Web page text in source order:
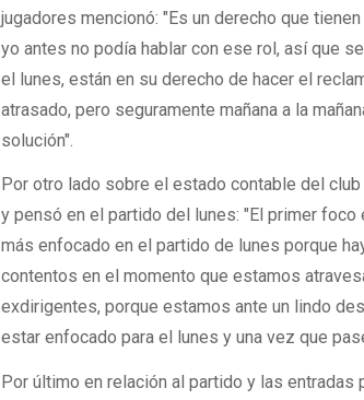
jugadores mencionó: "Es un derecho que
yo antes no podía hablar con ese rol, así que
el lunes, están en su derecho de hacer el
atrasado, pero seguramente mañana a la
solución".
Por otro lado sobre el estado contable del
y pensó en el partido del lunes: "El primer
más enfocado en el partido de lunes porque
contentos en el momento que estamos
exdirigentes, porque estamos ante un lindo
estar enfocado para el lunes y una vez que
Por último en relación al partido y las entradas